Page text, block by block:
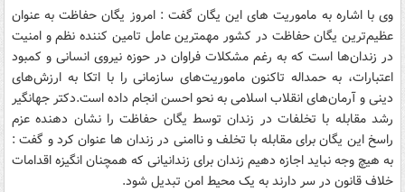
وی با اشاره به ماموریت های این یگان گفت : امروز یگان حفاظت به عنوان
عظیم‌ترین یگان حفاظت در کشور مهمترین عامل تامین کننده نظم و امنیت
در زندان‌ها است که به رغم مشکلات فراوان در حوزه نیروی انسانی و کمبود
اعتبارات، به حمداله تاکنون ماموریت‌های سازمانی را با اتکا به ارزش‌های
دینی و آرمان‌های انقلاب اسلامی به نحو احسن انجام داده است.دکتر جهانگیر
رشد مقابله با تخلفات در زندان توسط یگان حفاظت را نشان دهنده عزم
راسخ این یگان برای مقابله با تخلف و ناامنی در زندان ها عنوان کرد و گفت :
به هیچ وجه نباید اجازه دهیم زندان برای زندانیانی که همچنان انگیزه اقدامات
خلاف قانون در سر دارند به یک محیط امن تبدیل شود.